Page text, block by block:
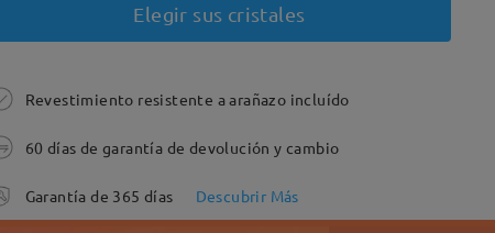
Elegir sus cristales
Revestimiento resistente a arañazo incluído
60 días de garantía de devolución y cambio
Garantía de 365 días Descubrir Más